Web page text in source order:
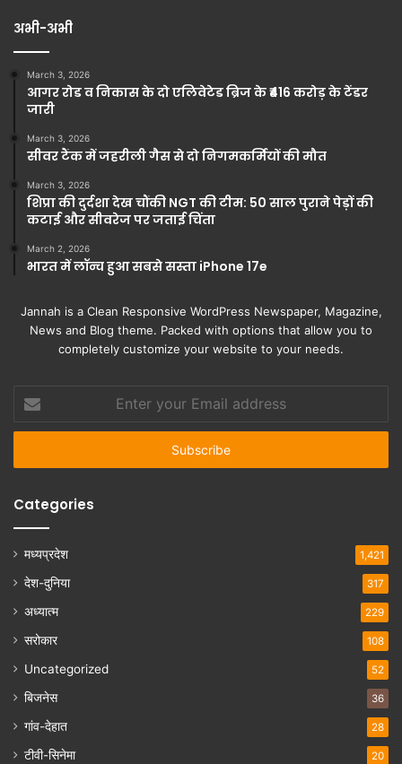
अभी-अभी
March 3, 2026
आगर रोड व निकास के दो एलिवेटेड ब्रिज के ₹416 करोड़ के टेंडर
जारी
March 3, 2026
सीवर टैंक में जहरीली गैस से दो निगमकर्मियों की मौत
March 3, 2026
शिप्रा की दुर्दशा देख चौंकी NGT की टीम: 50 साल पुराने पेड़ों की
कटाई और सीवरेज पर जताई चिंता
March 2, 2026
भारत में लॉन्च हुआ सबसे सस्ता iPhone 17e
Jannah is a Clean Responsive WordPress Newspaper, Magazine,
News and Blog theme. Packed with options that allow you to
completely customize your website to your needs.
your
Email
Categories
मध्यप्रदेश 1,421
देश-दुनिया 317
अध्यात्म 229
सरोकार 108
Uncategorized 52
बिजनेस 36
गांव-देहात 28
टीवी-सिनेमा 20